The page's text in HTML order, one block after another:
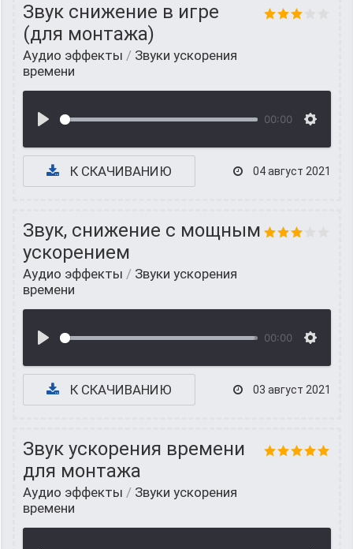
Звук снижение в игре
(для монтажа)
Аудио эффекты / Звуки ускорения
времени
00:00
К СКАЧИВАНИЮ 04 август 2021
Звук, снижение с мощным
ускорением
Аудио эффекты / Звуки ускорения
времени
00:00
К СКАЧИВАНИЮ 03 август 2021
Звук ускорения времени
для монтажа
Аудио эффекты / Звуки ускорения
времени